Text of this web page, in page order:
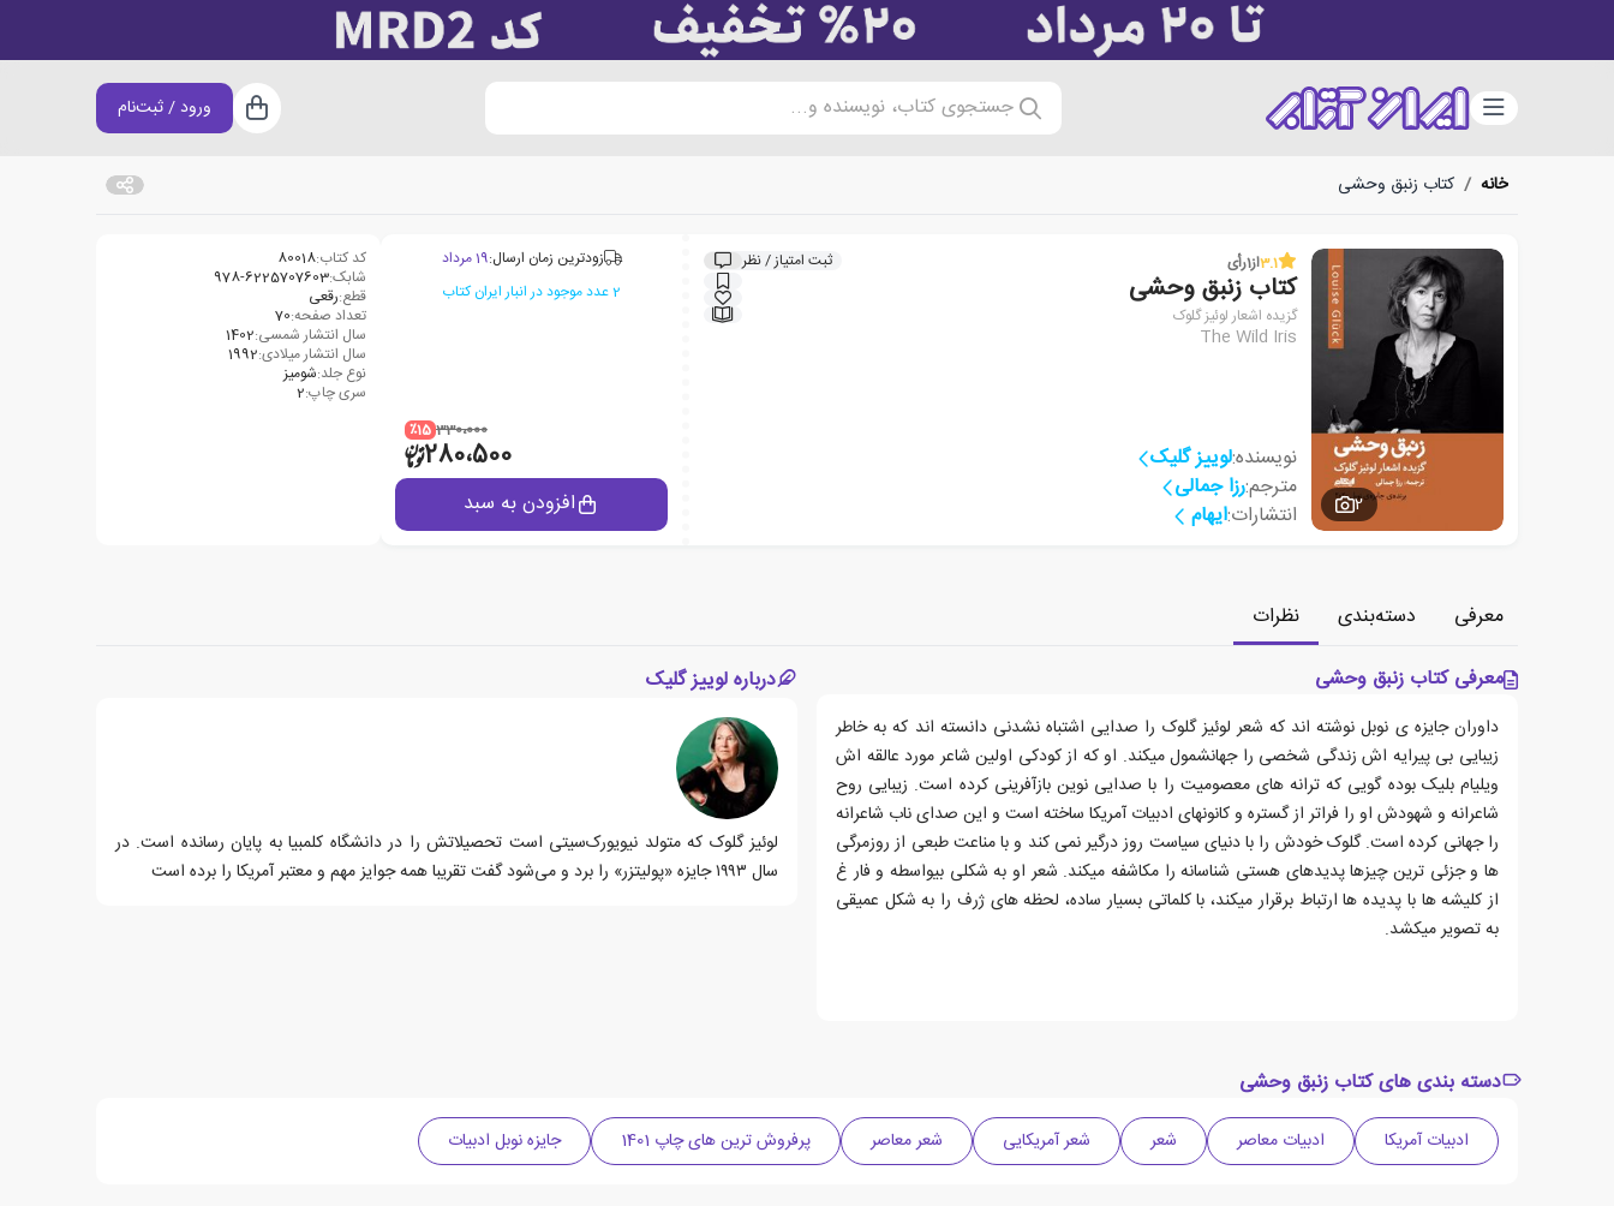
دسته‌بندی جستجوی کتاب، نویسنده و... سبد خرید
ورود / ثبت‌نام
خانه / کتاب زنبق وحشی
2
3.1از1رأی ثبت امتیاز / نظر
کتاب زنبق وحشی
گزیده اشعار لوئیز گلوک
The Wild Iris
نویسنده:لوییز گلیک
مترجم:رزا جمالی
انتشارات:ایهام
زودترین زمان ارسال:19 مرداد
2 عدد موجود در انبار ایران کتاب
330،000 ٪15
280،500
افزودن به سبد
کد کتاب:80018
شابک:978-6225707603
قطع:رقعی
تعداد صفحه:70
سال انتشار شمسی:1402
سال انتشار میلادی:1992
نوع جلد:شومیز
سری چاپ:2
معرفی دسته‌بندی
نظرات
معرفی کتاب زنبق وحشی
داوران جایزه ی نوبل نوشته اند که شعر لوئیز گلوک را صدایی اشتباه نشدنی دانسته اند که به خاطر
زیبایی بی پیرایه اش زندگی شخصی را جهانشمول میکند. او که از کودکی اولین شاعر مورد عالقه اش
ویلیام بلیک بوده گویی که ترانه های معصومیت را با صدایی نوین بازآفرینی کرده است. زیبایی روح
شاعرانه و شهودش او را فراتر از گستره و کانونهای ادبیات آمریکا ساخته است و این صدای ناب شاعرانه
را جهانی کرده است. گلوک خودش را با دنیای سیاست روز درگیر نمی کند و با مناعت طبعی از روزمرگی
ها و جزئی ترین چیزها پدیدهای هستی شناسانه را مکاشفه میکند. شعر او به شکلی بیواسطه و فار غ
از کلیشه ها با پدیده ها ارتباط برقرار میکند، با کلماتی بسیار ساده، لحظه های ژرف را به شکل عمیقی
به تصویر میکشد.
درباره لوییز گلیک
لوئیز گلوک که متولد نیویورک‌سیتی است تحصیلاتش را در دانشگاه کلمبیا به پایان رسانده است. در
سال ۱۹۹۳ جایزه «پولیتزر» را برد و می‌شود گفت تقریبا همه جوایز مهم و معتبر آمریکا را برده است
دسته بندی های کتاب زنبق وحشی
ادبیات آمریکا ادبیات معاصر شعر شعر آمریکایی شعر معاصر پرفروش ترین های چاپ 1401 جایزه نوبل ادبیات